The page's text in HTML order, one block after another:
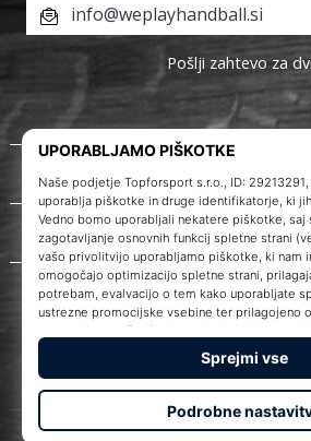
O nas
Storitve za stranke
info@weplayhandball.si
Pošlji zahtevo za